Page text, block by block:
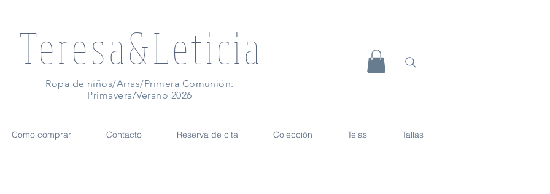
Teresa&Leticia
Ropa de niños/Arras/Primera Comunión.
Primavera/Verano 2026
Como comprar Contacto Reserva de cita Colección Telas Tallas